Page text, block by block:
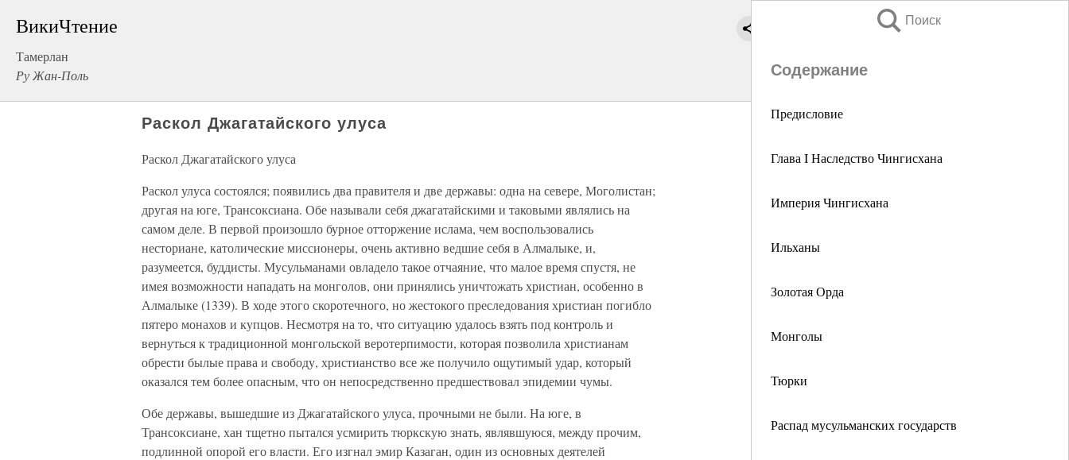
ВикиЧтение
Тамерлан
Ру Жан-Поль
Поиск
Содержание
Предисловие
Глава I Наследство Чингисхана
Империя Чингисхана
Ильханы
Золотая Орда
Монголы
Тюрки
Распад мусульманских государств
Раскол Джагатайского улуса
Раскол Джагатайского улуса
Раскол улуса состоялся; появились два правителя и две державы: одна на севере, Моголистан;
другая на юге, Трансоксиана. Обе называли себя джагатайскими и таковыми являлись на
самом деле. В первой произошло бурное отторжение ислама, чем воспользовались
несториане, католические миссионеры, очень активно ведшие себя в Алмалыке, и,
разумеется, буддисты. Мусульманами овладело такое отчаяние, что малое время спустя, не
имея возможности нападать на монголов, они принялись уничтожать христиан, особенно в
Алмалыке (1339). В ходе этого скоротечного, но жестокого преследования христиан погибло
пятеро монахов и купцов. Несмотря на то, что ситуацию удалось взять под контроль и
вернуться к традиционной монгольской веротерпимости, которая позволила христианам
обрести былые права и свободу, христианство все же получило ощутимый удар, который
оказался тем более опасным, что он непосредственно предшествовал эпидемии чумы.
Обе державы, вышедшие из Джагатайского улуса, прочными не были. На юге, в
Трансоксиане, хан тщетно пытался усмирить тюркскую знать, являвшуюся, между прочим,
подлинной опорой его власти. Его изгнал эмир Казаган, один из основных деятелей